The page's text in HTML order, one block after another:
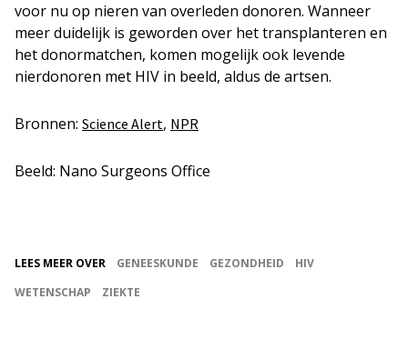
voor nu op nieren van overleden donoren. Wanneer
meer duidelijk is geworden over het transplanteren en
het donormatchen, komen mogelijk ook levende
nierdonoren met HIV in beeld, aldus de artsen.
Bronnen: Science Alert, NPR
Beeld: Nano Surgeons Office
LEES MEER OVER GENEESKUNDE GEZONDHEID
HIV
WETENSCHAP
ZIEKTE